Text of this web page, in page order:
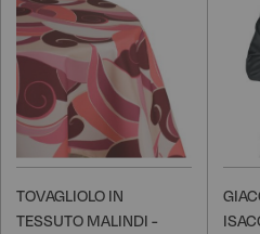
TOVAGLIOLO IN
TESSUTO MALINDI -